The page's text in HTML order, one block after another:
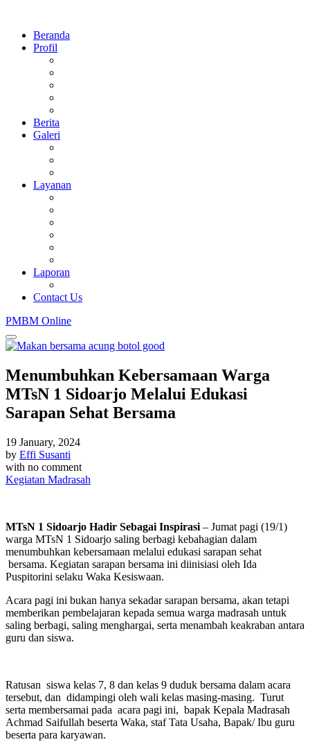
Beranda
Profil
Berita
Galeri
Layanan
Laporan
Contact Us
PMBM Online
Menumbuhkan Kebersamaan Warga
MTsN 1 Sidoarjo Melalui Edukasi
Sarapan Sehat Bersama
19 January, 2024
by Effi Susanti
with no comment
Kegiatan Madrasah
MTsN 1 Sidoarjo Hadir Sebagai Inspirasi – Jumat pagi (19/1)
warga MTsN 1 Sidoarjo saling berbagi kebahagian dalam
menumbuhkan kebersamaan melalui edukasi sarapan sehat
bersama. Kegiatan sarapan bersama ini diinisiasi oleh Ida
Puspitorini selaku Waka Kesiswaan.
Acara pagi ini bukan hanya sekadar sarapan bersama, akan tetapi
memberikan pembelajaran kepada semua warga madrasah untuk
saling berbagi, saling menghargai, serta menambah keakraban antara
guru dan siswa.
Ratusan siswa kelas 7, 8 dan kelas 9 duduk bersama dalam acara
tersebut, dan didampingi oleh wali kelas masing-masing. Turut
serta membersamai pada acara pagi ini, bapak Kepala Madrasah
Achmad Saifullah beserta Waka, staf Tata Usaha, Bapak/ Ibu guru
beserta para karyawan.